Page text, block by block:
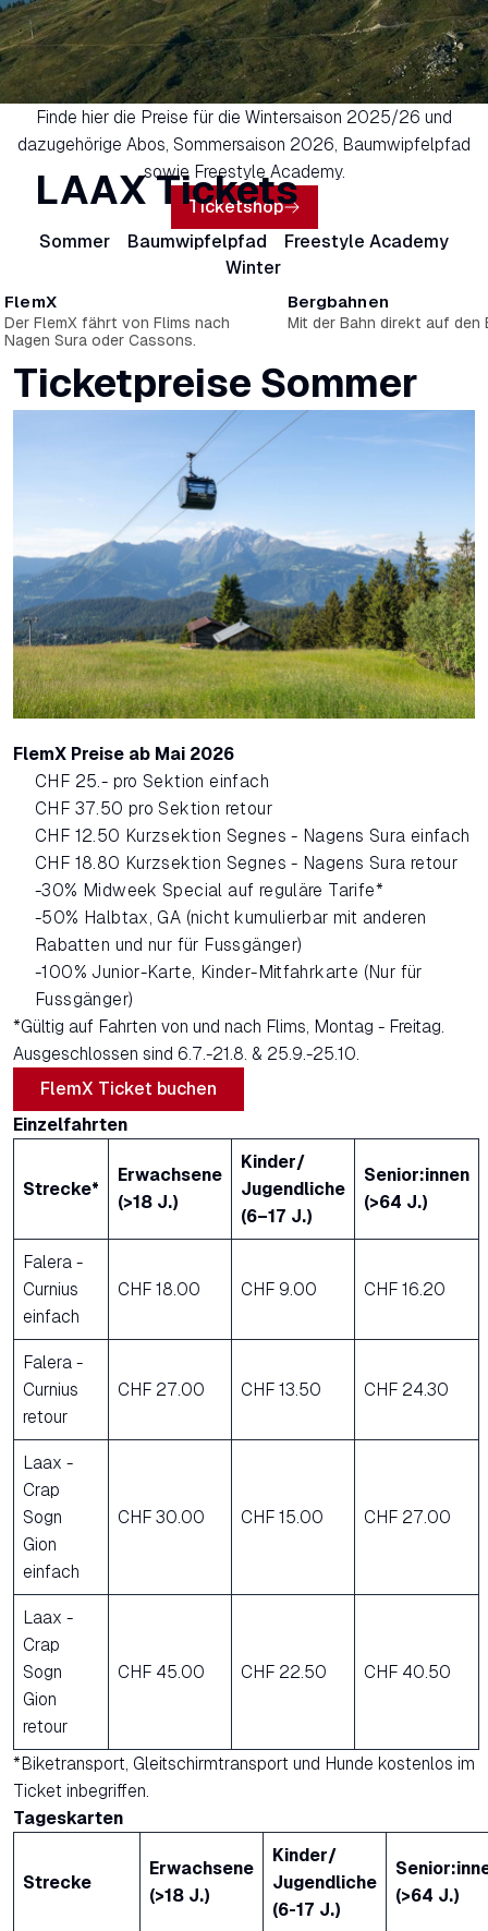
LAAX Tickets
Finde hier die Preise für die Wintersaison 2025/26 und
dazugehörige Abos, Sommersaison 2026, Baumwipfelpfad
sowie Freestyle Academy.
Ticketshop
Sommer
Baumwipfelpfad
Freestyle Academy
Winter
FlemX
Der FlemX fährt von Flims nach
Nagen Sura oder Cassons.
Bergbahnen
Mit der Bahn direkt auf den
Ticketpreise Sommer
FlemX Preise ab Mai 2026
CHF 25.- pro Sektion einfach
CHF 37.50 pro Sektion retour
CHF 12.50 Kurzsektion Segnes - Nagens Sura einfach
CHF 18.80 Kurzsektion Segnes - Nagens Sura retour
-30% Midweek Special auf reguläre Tarife*
-50% Halbtax, GA (nicht kumulierbar mit anderen
Rabatten und nur für Fussgänger)
-100% Junior-Karte, Kinder-Mitfahrkarte (Nur für
Fussgänger)
*Gültig auf Fahrten von und nach Flims, Montag - Freitag.
Ausgeschlossen sind 6.7.-21.8. & 25.9.-25.10.
FlemX Ticket buchen
Einzelfahrten
Strecke*
Erwachsene
(>18 J.)
Kinder/
Jugendliche
(6–17 J.)
Senior:innen
(>64 J.)
Falera -
Curnius
einfach
CHF 18.00 CHF 9.00 CHF 16.20
Falera -
Curnius
retour
CHF 27.00 CHF 13.50 CHF 24.30
Laax -
Crap
Sogn
Gion
einfach
CHF 30.00 CHF 15.00 CHF 27.00
Laax -
Crap
Sogn
Gion
retour
CHF 45.00 CHF 22.50 CHF 40.50
*Biketransport, Gleitschirmtransport und Hunde kostenlos im
Ticket inbegriffen.
Tageskarten
Strecke
Erwachsene
(>18 J.)
Kinder/
Jugendliche
(6-17 J.)
(>64 J.)